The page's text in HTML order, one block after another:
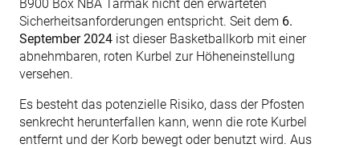
B900 Box NBA Tarmak nicht den erwarteten
Sicherheitsanforderungen entspricht. Seit dem 6.
September 2024 ist dieser Basketballkorb mit einer
abnehmbaren, roten Kurbel zur Höheneinstellung
versehen.
Es besteht das potenzielle Risiko, dass der Pfosten
senkrecht herunterfallen kann, wenn die rote Kurbel
entfernt und der Korb bewegt oder benutzt wird. Aus